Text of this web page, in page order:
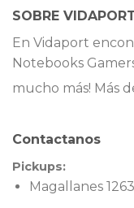
SOBRE
En Vidaport
Notebooks
mucho más! Más
Contactanos
Pickups:
Magallanes